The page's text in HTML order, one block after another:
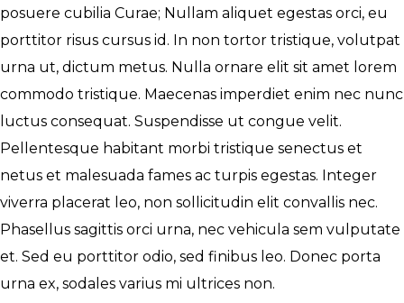
posuere cubilia Curae; Nullam aliquet egestas orci, eu
porttitor risus cursus id. In non tortor tristique, volutpat
urna ut, dictum metus. Nulla ornare elit sit amet lorem
commodo tristique. Maecenas imperdiet enim nec nunc
luctus consequat. Suspendisse ut congue velit.
Pellentesque habitant morbi tristique senectus et
netus et malesuada fames ac turpis egestas. Integer
viverra placerat leo, non sollicitudin elit convallis nec.
Phasellus sagittis orci urna, nec vehicula sem vulputate
et. Sed eu porttitor odio, sed finibus leo. Donec porta
urna ex, sodales varius mi ultrices non.